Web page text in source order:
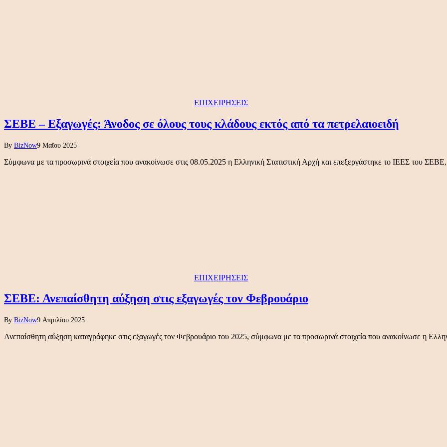
ΕΠΙΧΕΙΡΗΣΕΙΣ
ΣΕΒΕ – Εξαγωγές: Άνοδος σε όλους τους κλάδους εκτός από τα πετρελαιοειδή
By BizNow9 Μαΐου 2025
Σύμφωνα με τα προσωρινά στοιχεία που ανακοίνωσε στις 08.05.2025 η Ελληνική Στατιστική Αρχή και επεξεργάστηκε το ΙΕΕΣ του
ΕΠΙΧΕΙΡΗΣΕΙΣ
ΣΕΒΕ: Ανεπαίσθητη αύξηση στις εξαγωγές τον Φεβρουάριο
By BizNow9 Απριλίου 2025
Ανεπαίσθητη αύξηση καταγράφηκε στις εξαγωγές τον Φεβρουάριο του 2025, σύμφωνα με τα προσωρινά στοιχεία που ανακοίνωσε η